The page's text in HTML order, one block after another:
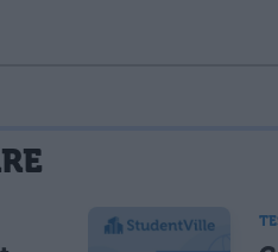
cookie salvi i tuoi dati (nome, email) per il